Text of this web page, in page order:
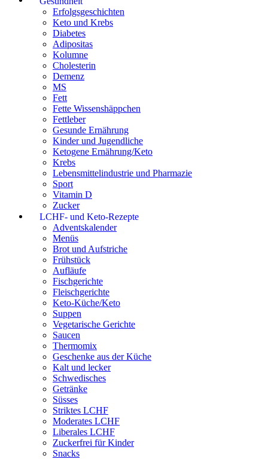
Erfolgsgeschichten
Keto und Krebs
Diabetes
Adipositas
Kolumne
Cholesterin
Demenz
MS
Fett
Fette Wissenshäppchen
Fettleber
Gesunde Ernährung
Kinder und Jugendliche
Ketogene Ernährung/Keto
Krebs
Lebensmittelindustrie und Pharmazie
Sport
Vitamin D
Zucker
LCHF- und Keto-Rezepte
Adventskalender
Menüs
Brot und Aufstriche
Frühstück
Aufläufe
Fischgerichte
Fleischgerichte
Keto-Küche/Keto
Suppen
Vegetarische Gerichte
Saucen
Thermomix
Geschenke aus der Küche
Kalt und lecker
Schwedisches
Getränke
Süsses
Striktes LCHF
Moderates LCHF
Liberales LCHF
Zuckerfrei für Kinder
Snacks